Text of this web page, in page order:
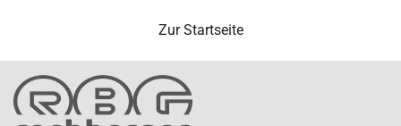
Zur Startseite